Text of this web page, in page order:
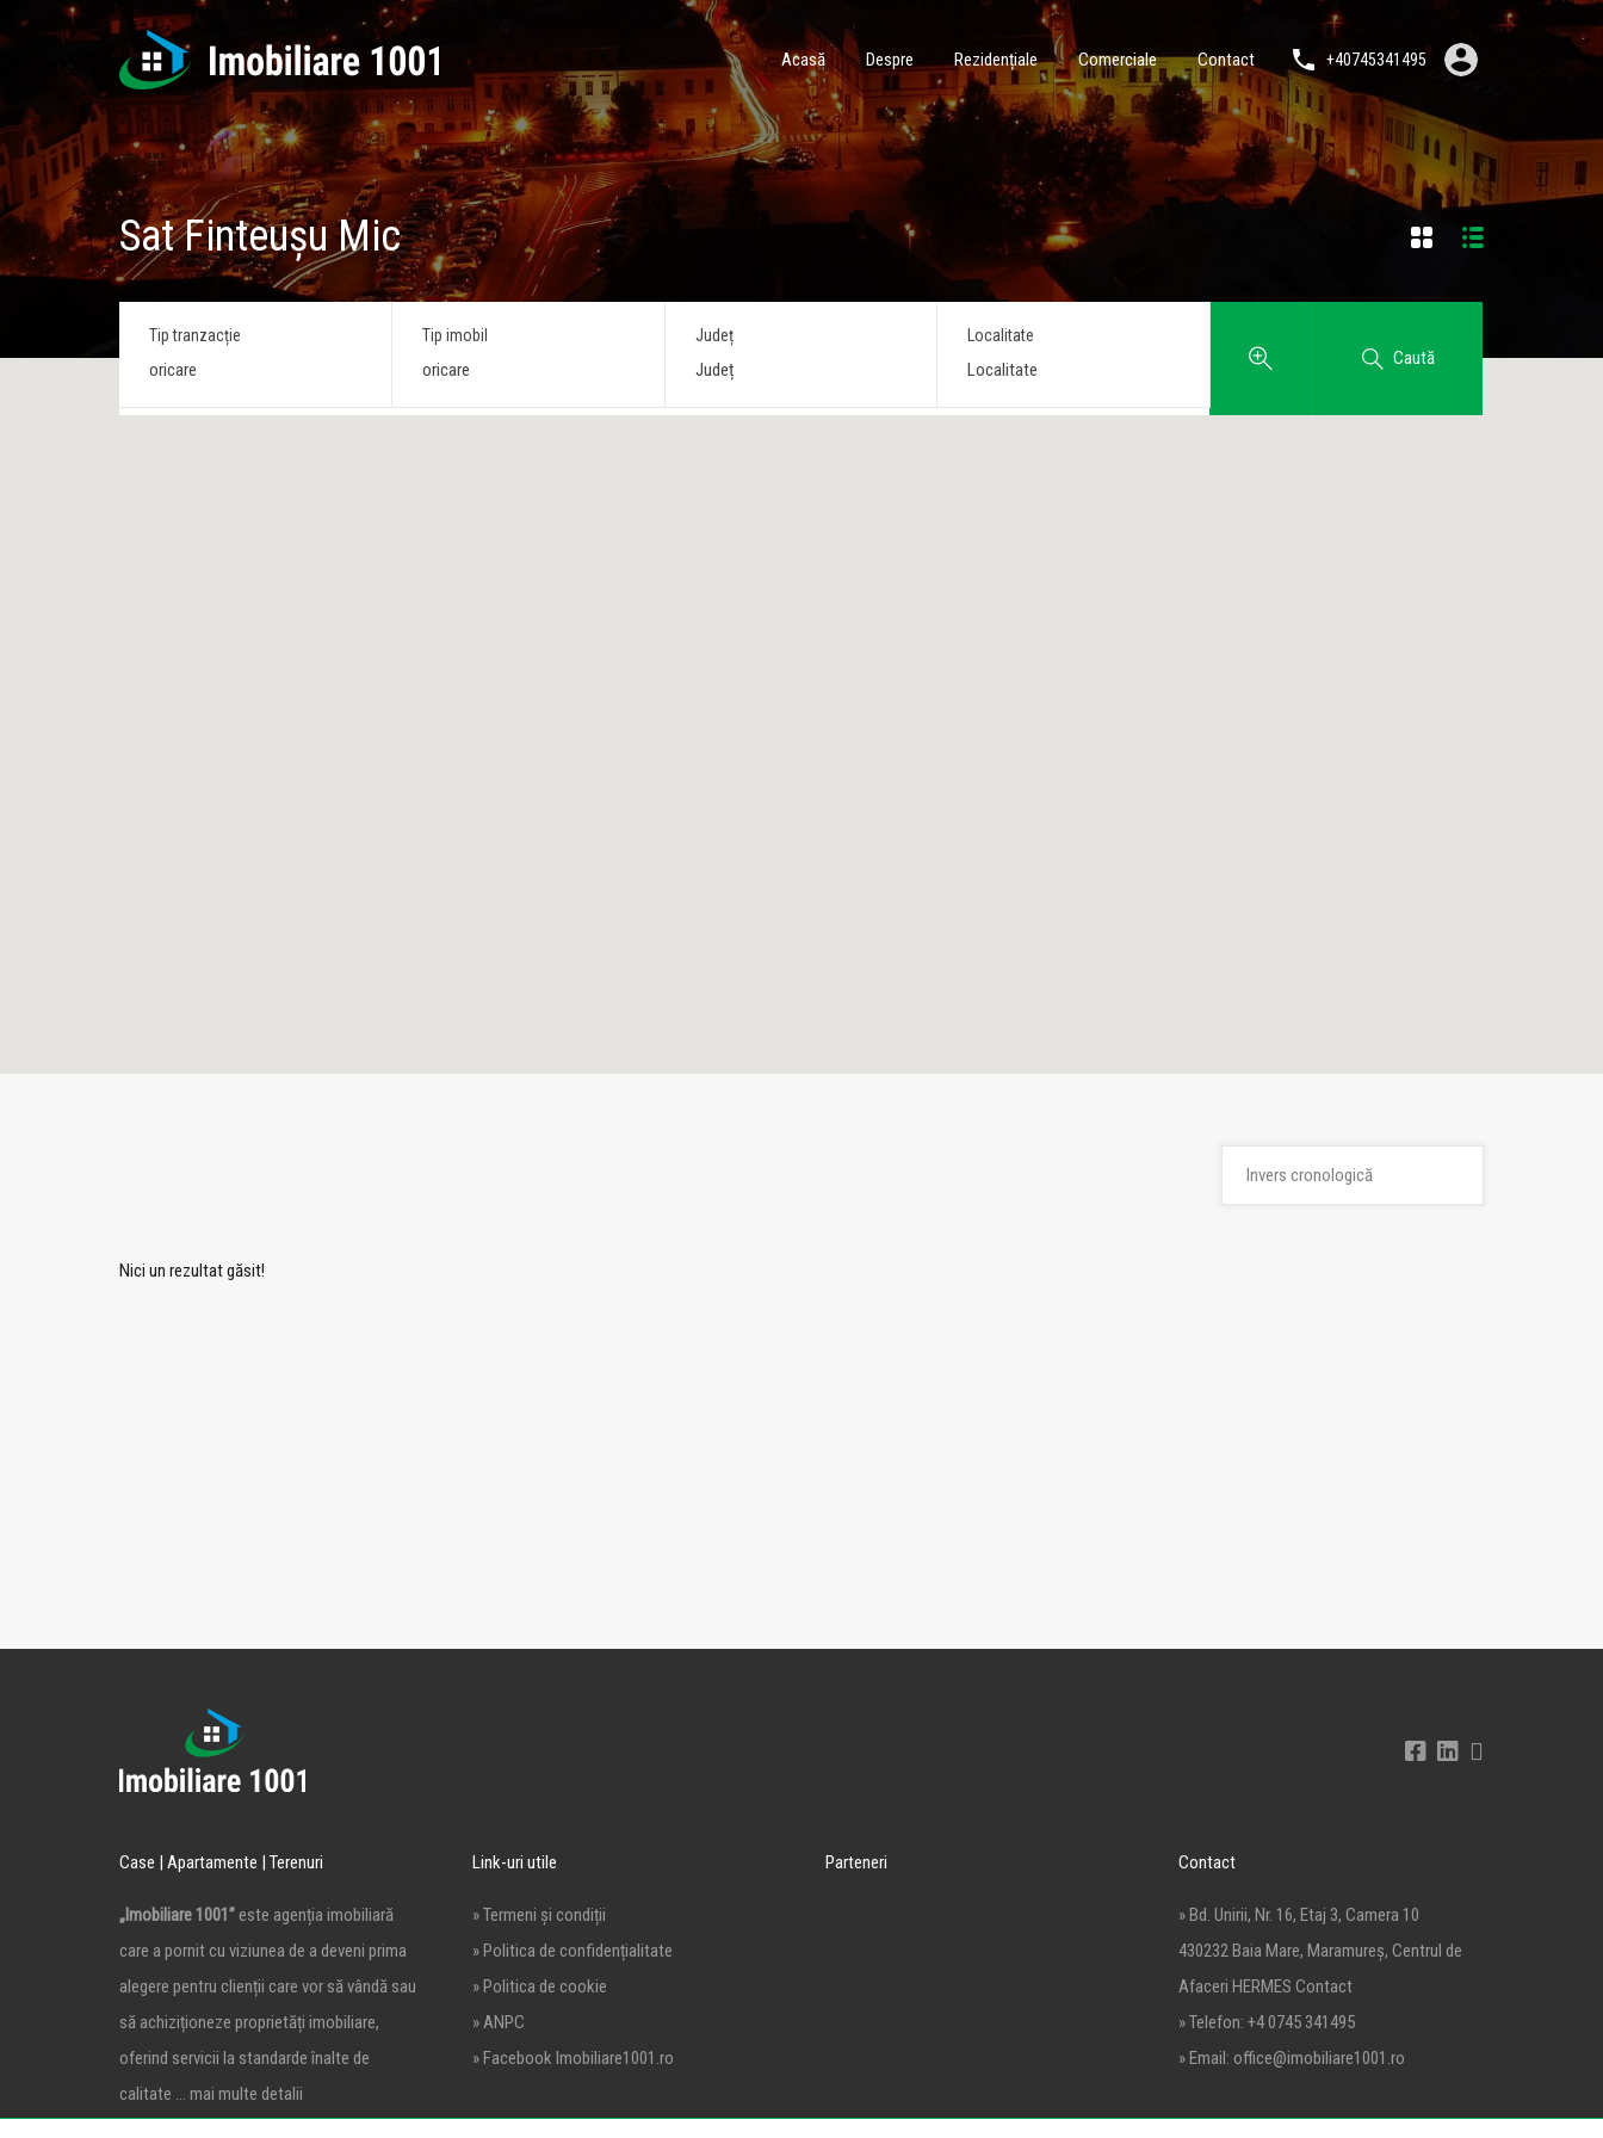
Acasă Despre Rezidențiale Comerciale Contact +40745341495
Sat Finteușu Mic
Tip tranzacție Tip imobil Județ Localitate
Caută
Nici un rezultat găsit!
Case | Apartamente | Terenuri
„Imobiliare 1001” este agenția imobiliară
care a pornit cu viziunea de a deveni prima
alegere pentru clienții care vor să vândă sau
să achiziționeze proprietăți imobiliare,
oferind servicii la standarde înalte de
calitate … mai multe detalii
Link-uri utile
» Termeni și condiții
» Politica de confidențialitate
» Politica de cookie
» ANPC
» Facebook Imobiliare1001.ro
Parteneri Contact
» Bd. Unirii, Nr. 16, Etaj 3, Camera 10
430232 Baia Mare, Maramureș, Centrul de
Afaceri HERMES Contact
» Telefon: +4 0745 341495
» Email: office@imobiliare1001.ro